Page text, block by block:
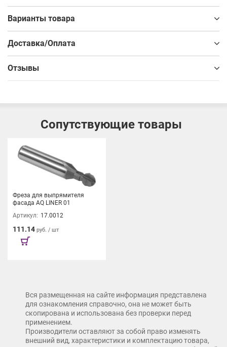
помогают избежать выгибания высоких и широких фасадов;
под любой дизайн мебели;
Варианты товара
Доставка/Оплата
Отзывы
Сопутствующие товары
Фреза для выпрямителя
фасада AQ LINER 01
Артикул: 17.0012
111.14 руб. / шт
Вся размещенная на сайте информация представлена
для ознакомления справочно, она не может быть
скопирована и использована без проверки перед
применением.
Производители оставляют за собой право изменять
внешний вид, характеристики и комплектацию товара,